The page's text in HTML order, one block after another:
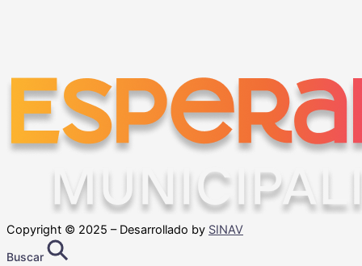
Copyright © 2025 – Desarrollado by SINAV
Buscar